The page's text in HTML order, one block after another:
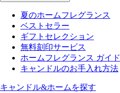
夏のホームフレグランス
ベストセラー
ギフトセレクション
無料刻印サービス
ホームフレグランス ガイド
キャンドルのお手入れ方法
キャンドル&ホームを探す